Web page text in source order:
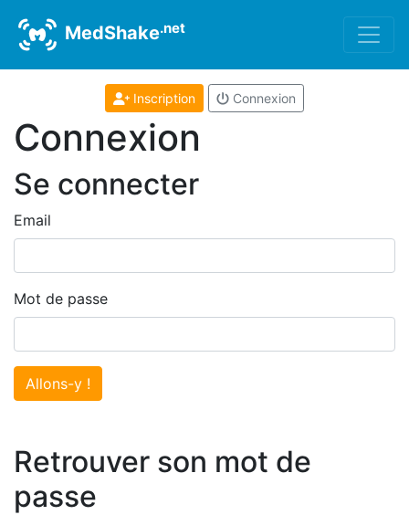
MedShake.net
Inscription Connexion
Connexion
Se connecter
Email
Mot de passe
Allons-y !
Retrouver son mot de
passe